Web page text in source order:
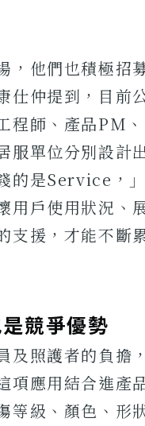
，他們也積極招
仕仲提到，目前
程師、產品PM
服單位分別設計
的是Service，
用戶使用狀況、
支援，才能不斷
競爭優勢
及照護者的負擔
項應用結合進產
等級、顏色、形